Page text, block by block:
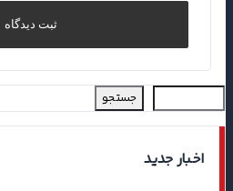
جستجو
اخبار جدید